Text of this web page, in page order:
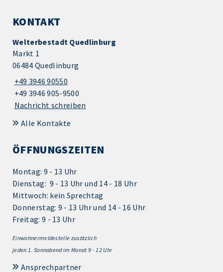
KONTAKT
Welterbestadt Quedlinburg
Markt 1
06484 Quedlinburg
+49 3946 90550
+49 3946 905-9500
Nachricht schreiben
Alle Kontakte
ÖFFNUNGSZEITEN
Montag: 9 - 13 Uhr
Dienstag: 9 - 13 Uhr und 14 - 18 Uhr
Mittwoch: kein Sprechtag
Donnerstag: 9 - 13 Uhr und 14 - 16 Uhr
Freitag: 9 - 13 Uhr
Einwohnermeldestelle zusätzlich
jeden 1. Sonnabend im Monat 9 - 12 Uhr
Ansprechpartner